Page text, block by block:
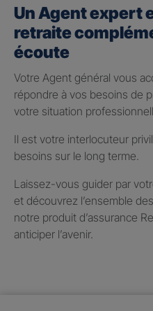
Un Agent expert
retraite
écoute
Votre Agent général vous
répondre à vos besoins de
votre situation
Il est votre interlocuteur
besoins sur le long terme.
Laissez-vous guider par
et découvrez l’ensemble
notre produit d’assurance
anticiper l’avenir.